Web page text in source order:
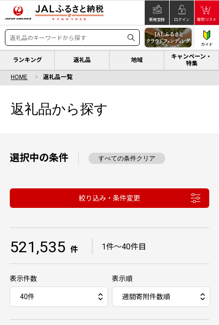
新規登録 ログイン 寄附リスト
ガイド
ランキング 返礼品 地域
キャンペーン・
特集
HOME 返礼品一覧
返礼品から探す
選択中の条件 すべての条件クリア
絞り込み・条件変更
521,535 件 1件〜40件目
表示件数 表示順